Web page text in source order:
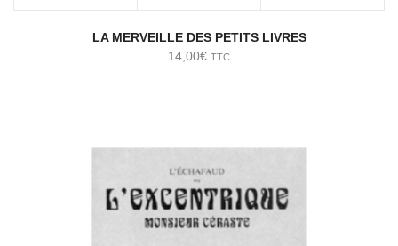
LA MERVEILLE DES PETITS LIVRES
14,00€ TTC